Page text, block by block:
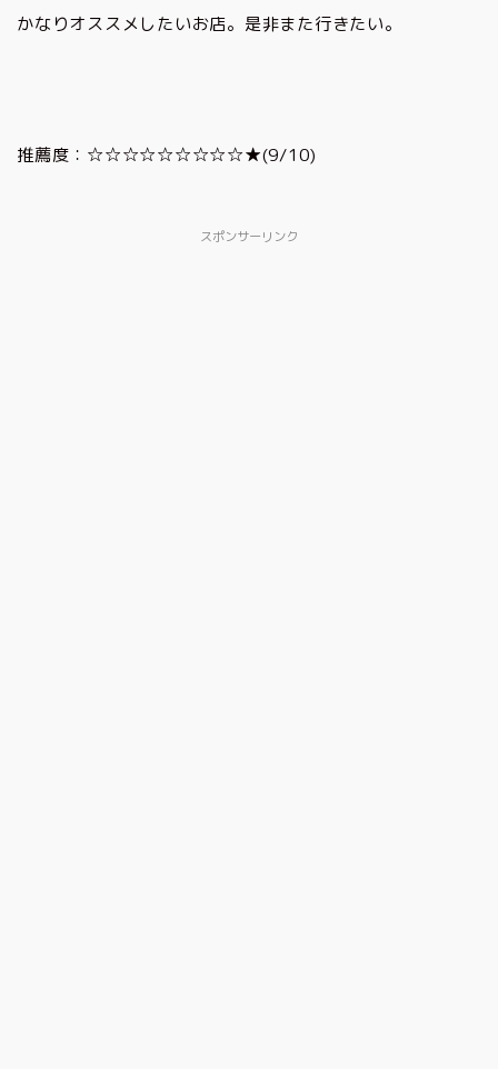
かなりオススメしたいお店。是非また行きたい。
推薦度：☆☆☆☆☆☆☆☆☆★(9/10)
スポンサーリンク